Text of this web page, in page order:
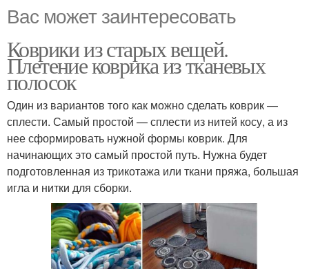
Вас может заинтересовать
Коврики из старых вещей.
Плетение коврика из тканевых
полосок
Один из вариантов того как можно сделать коврик —
сплести. Самый простой — сплести из нитей косу, а из
нее сформировать нужной формы коврик. Для
начинающих это самый простой путь. Нужна будет
подготовленная из трикотажа или ткани пряжа, большая
игла и нитки для сборки.